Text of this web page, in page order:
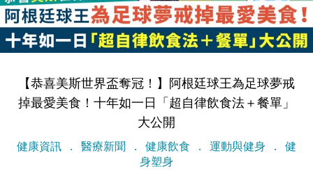
【恭喜美斯世界盃奪冠！】阿根廷球王為足球夢戒
掉最愛美食！十年如一日「超自律飲食法＋餐單」
大公開
健康資訊 醫療新聞 健康飲食 運動與健身
健
身塑身